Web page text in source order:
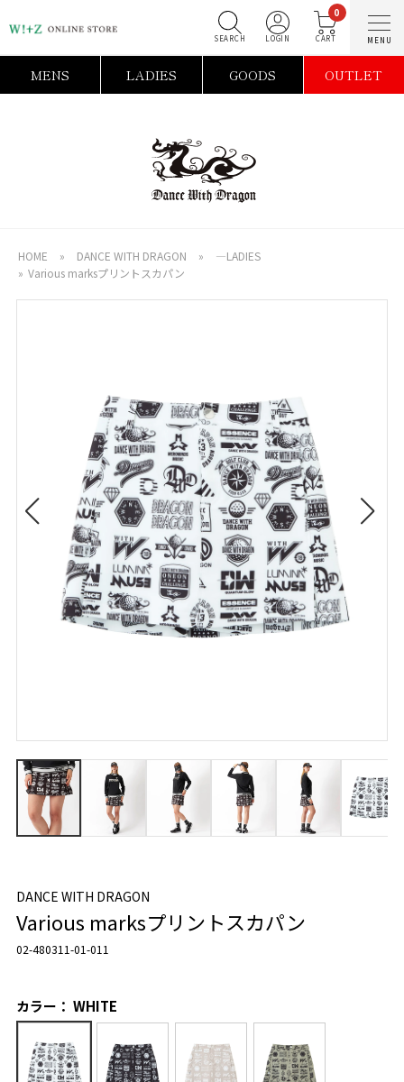
0
MENS LADIES GOODS OUTLET
HOME » DANCE WITH DRAGON »
―LADIES
» Various marksプリントスカパン
DANCE WITH DRAGON
Various marksプリントスカパン
02-480311-01-011
カラー： WHITE